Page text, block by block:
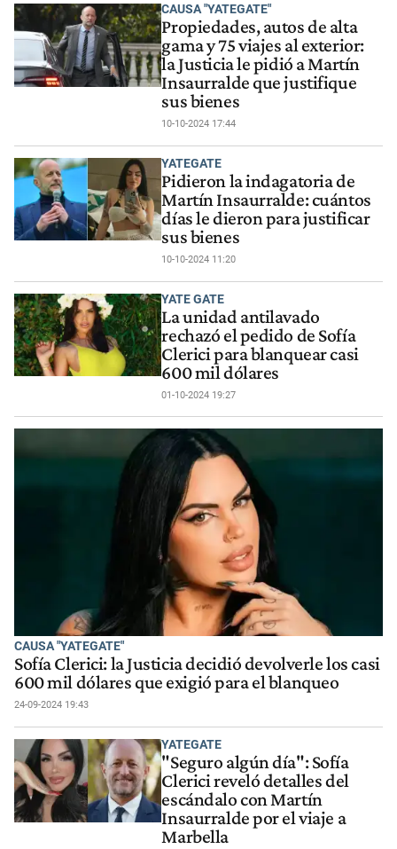
CAUSA "YATEGATE"
Propiedades, autos de alta
gama y 75 viajes al exterior:
la Justicia le pidió a Martín
Insaurralde que justifique
sus bienes
10-10-2024 17:44
YATEGATE
Pidieron la indagatoria de
Martín Insaurralde: cuántos
días le dieron para justificar
sus bienes
10-10-2024 11:20
YATE GATE
La unidad antilavado
rechazó el pedido de Sofía
Clerici para blanquear casi
600 mil dólares
01-10-2024 19:27
CAUSA "YATEGATE"
Sofía Clerici: la Justicia decidió devolverle los casi
600 mil dólares que exigió para el blanqueo
24-09-2024 19:43
YATEGATE
"Seguro algún día": Sofía
Clerici reveló detalles del
escándalo con Martín
Insaurralde por el viaje a
Marbella